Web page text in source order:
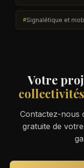
Signalétique et
Votre
Contactez-nous
gratuite de